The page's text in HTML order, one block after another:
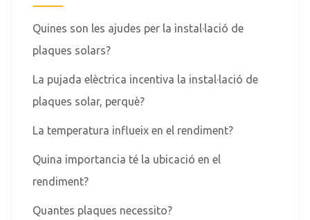
Quines son les ajudes per la instal·lació de
plaques solars?
La pujada elèctrica incentiva la instal·lació de
plaques solar, perquè?
La temperatura influeix en el rendiment?
Quina importancia té la ubicació en el
rendiment?
Quantes plaques necessito?